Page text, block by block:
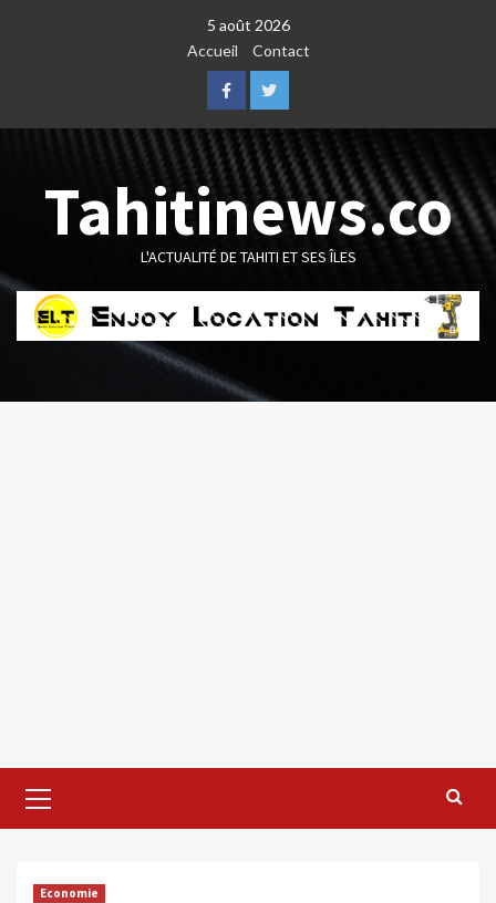
5 août 2026
Accueil
Contact
FacebookTwitter
Tahitinews.co
L'ACTUALITÉ DE TAHITI ET SES ÎLES
Menu
Economie